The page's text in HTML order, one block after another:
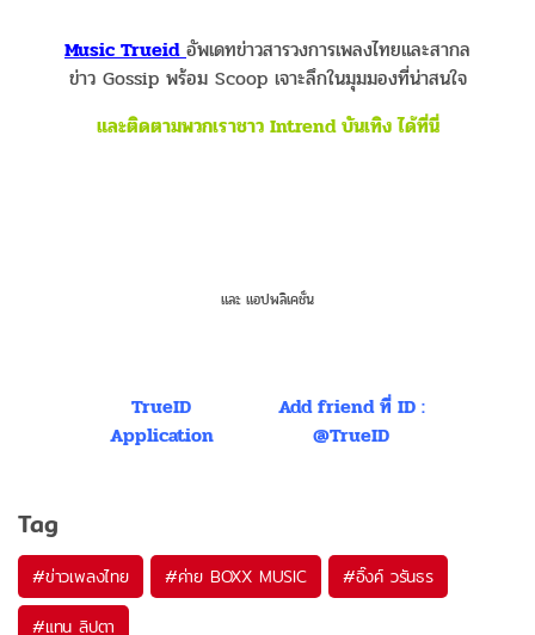
Music Trueid อัพเดทข่าวสารวงการเพลงไทยและสากล
ข่าว Gossip พร้อม Scoop เจาะลึกในมุมมองที่น่าสนใจ
และติดตามพวกเราชาว Intrend บันเทิง ได้ที่นี่
และ แอปพลิเคชั่น
TrueID
Application
Add friend ที่ ID :
@TrueID
Tag
#ข่าวเพลงไทย #ค่าย BOXX MUSIC #อิ๊งค์ วรันธร
#แทน ลิปตา